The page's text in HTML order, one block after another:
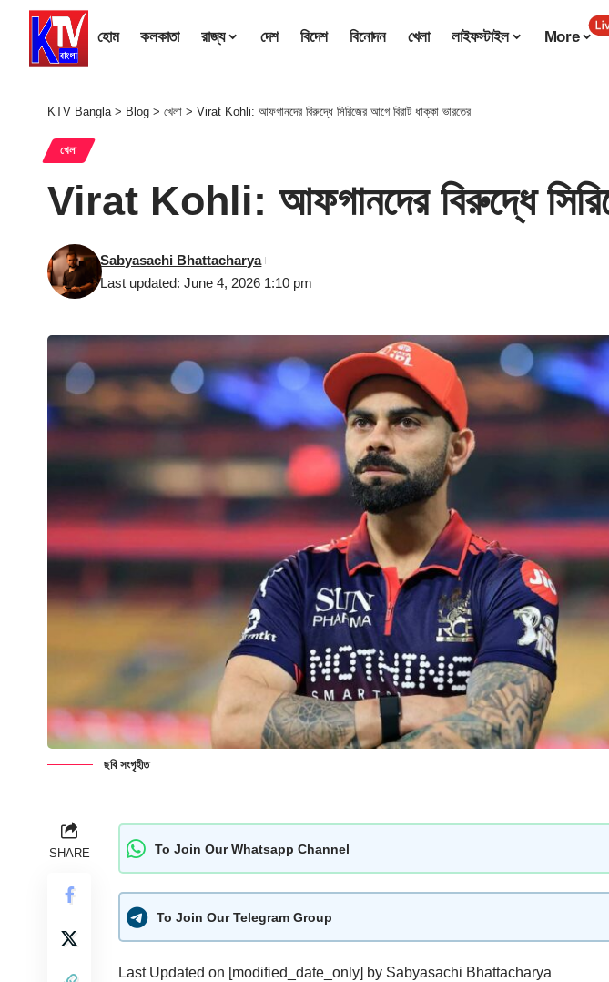
হোম কলকাতা রাজ্য দেশ বিদেশ বিনোদন খেলা লাইফস্টাইল More
KTV Bangla> Blog > খেলা > Virat Kohli: আফগানদের বিরুদ্ধে সিরিজের আগে বিরাট ধাক্কা ভারতের
খেলা
Virat Kohli: আফগানদের বিরুদ্ধে
Last updated: June 4, 2026 1:10 pm
Sabyasachi Bhattacharya
ছবি সংগৃহীত
SHARE To Join Our Whatsapp Channel
To Join Our Telegram Group
Last Updated on [modified_date_only] by Sabyasachi Bhattacharya